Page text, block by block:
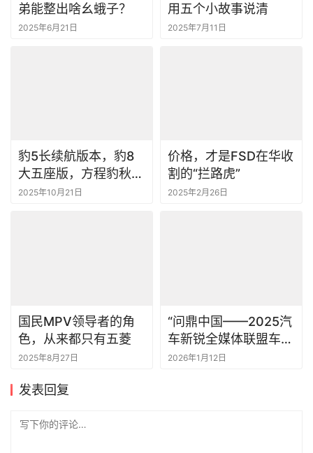
弟能整出啥幺蛾子？
2025年6月21日
用五个小故事说清
2025年7月11日
豹5长续航版本，豹8
大五座版，方程豹秋季
新品正式上市
2025年10月21日
价格，才是FSD在华收
割的“拦路虎”
2025年2月26日
国民MPV领导者的角
色，从来都只有五菱
2025年8月27日
“问鼎中国——2025汽
车新锐全媒体联盟车市
评选颁奖盛典”圆满落
2026年1月12日
发表回复